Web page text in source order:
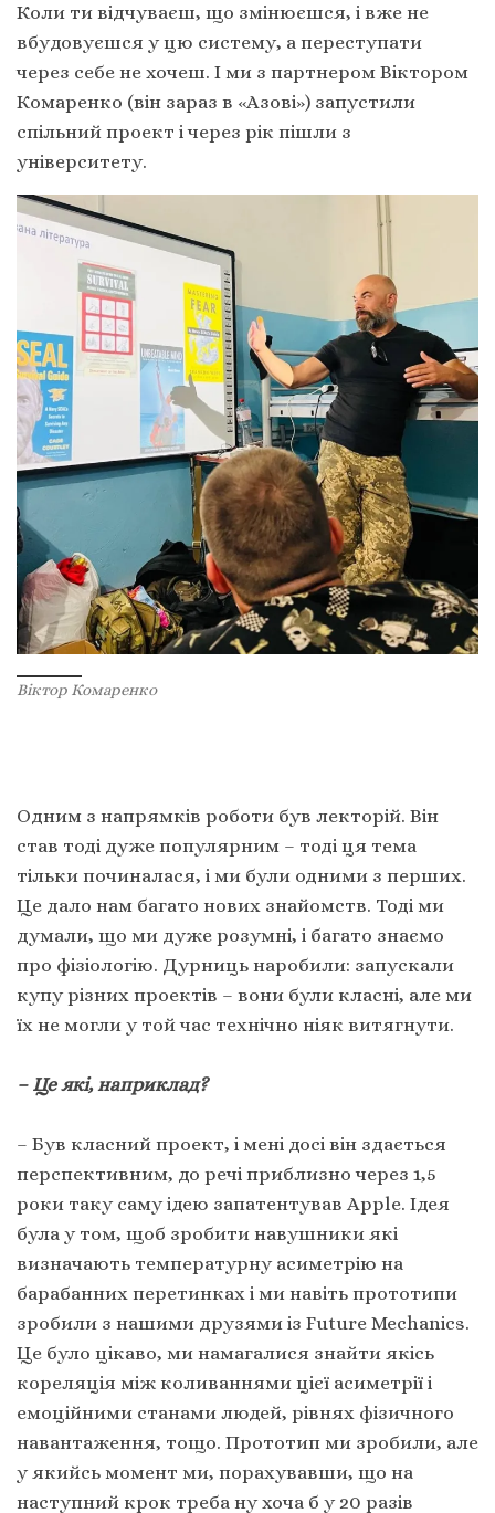
Коли ти відчуваєш, що змінюєшся, і вже не
вбудовуєшся у цю систему, а переступати
через себе не хочеш. І ми з партнером Віктором
Комаренко (він зараз в «Азові») запустили
спільний проект і через рік пішли з
університету.
Віктор Комаренко
Одним з напрямків роботи був лекторій. Він
став тоді дуже популярним – тоді ця тема
тільки починалася, і ми були одними з перших.
Це дало нам багато нових знайомств. Тоді ми
думали, що ми дуже розумні, і багато знаємо
про фізіологію. Дурниць наробили: запускали
купу різних проектів – вони були класні, але ми
їх не могли у той час технічно ніяк витягнути.
– Це які, наприклад?
– Був класний проект, і мені досі він здається
перспективним, до речі приблизно через 1,5
роки таку саму ідею запатентував Apple. Ідея
була у том, щоб зробити навушники які
визначають температурну асиметрію на
барабанних перетинках і ми навіть прототипи
зробили з нашими друзями із Future Mechanics.
Це було цікаво, ми намагалися знайти якісь
кореляція між коливаннями цієї асиметрії і
емоційними станами людей, рівнях фізичного
навантаження, тощо. Прототип ми зробили, але
у якийсь момент ми, порахувавши, що на
наступний крок треба ну хоча б у 20 разів